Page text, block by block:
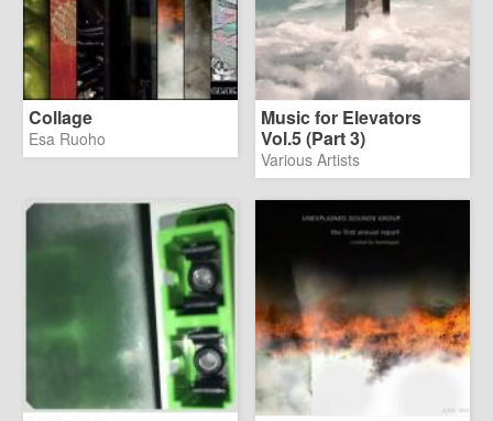
Collage
Esa Ruoho
Music for Elevators
Vol.5 (Part 3)
Various Artists